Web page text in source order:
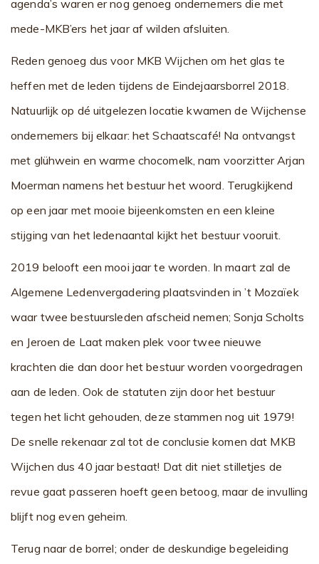
agenda’s waren er nog genoeg ondernemers die met
mede-MKB’ers het jaar af wilden afsluiten.
Reden genoeg dus voor MKB Wijchen om het glas te
heffen met de leden tijdens de Eindejaarsborrel 2018.
Natuurlijk op dé uitgelezen locatie kwamen de Wijchense
ondernemers bij elkaar: het Schaatscafé! Na ontvangst
met glühwein en warme chocomelk, nam voorzitter Arjan
Moerman namens het bestuur het woord. Terugkijkend
op een jaar met mooie bijeenkomsten en een kleine
stijging van het ledenaantal kijkt het bestuur vooruit.
2019 belooft een mooi jaar te worden. In maart zal de
Algemene Ledenvergadering plaatsvinden in ’t Mozaïek
waar twee bestuursleden afscheid nemen; Sonja Scholts
en Jeroen de Laat maken plek voor twee nieuwe
krachten die dan door het bestuur worden voorgedragen
aan de leden. Ook de statuten zijn door het bestuur
tegen het licht gehouden, deze stammen nog uit 1979!
De snelle rekenaar zal tot de conclusie komen dat MKB
Wijchen dus 40 jaar bestaat! Dat dit niet stilletjes de
revue gaat passeren hoeft geen betoog, maar de invulling
blijft nog even geheim.
Terug naar de borrel; onder de deskundige begeleiding